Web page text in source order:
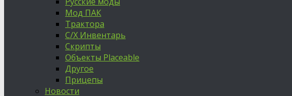
Мод ПАК
Трактора
С/Х Инвентарь
Скрипты
Объекты Placeable
Другое
Прицепы
Новости